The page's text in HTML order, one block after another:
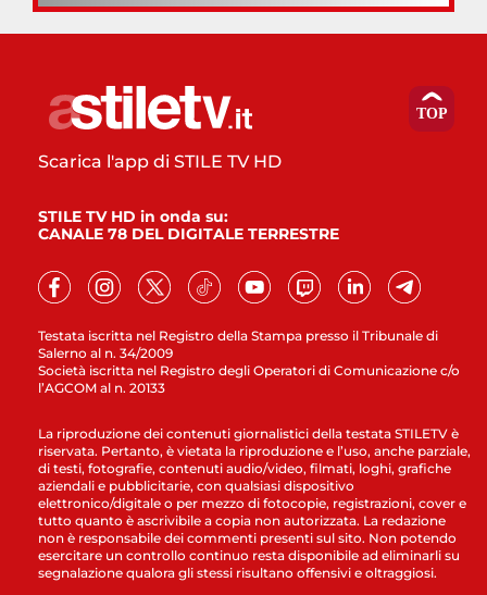
Testata iscritta nel Registro della Stampa presso il Tribunale di
Salerno al n. 34/2009
Società iscritta nel Registro degli Operatori di Comunicazione c/o
l’AGCOM al n. 20133
Scarica l'app di STILE TV HD
STILE TV HD in onda su:
CANALE 78 DEL DIGITALE TERRESTRE
La riproduzione dei contenuti giornalistici della testata STILETV è
riservata. Pertanto, è vietata la riproduzione e l’uso, anche parziale,
di testi, fotografie, contenuti audio/video, filmati, loghi, grafiche
aziendali e pubblicitarie, con qualsiasi dispositivo
elettronico/digitale o per mezzo di fotocopie, registrazioni, cover e
tutto quanto è ascrivibile a copia non autorizzata. La redazione
non è responsabile dei commenti presenti sul sito. Non potendo
esercitare un controllo continuo resta disponibile ad eliminarli su
segnalazione qualora gli stessi risultano offensivi e oltraggiosi.